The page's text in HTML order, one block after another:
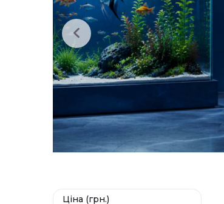
Ціна (грн.)